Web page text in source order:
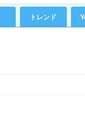
トレンド